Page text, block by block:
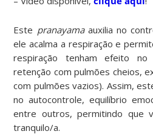
Este pranayamaauxilia no
ele acalma a respiração e
respiração tenham efeito no
retenção com pulmões cheios,
com pulmões vazios). Assim,
no autocontrole, equilíbrio
entre outros, permitindo que
tranquilo/a.